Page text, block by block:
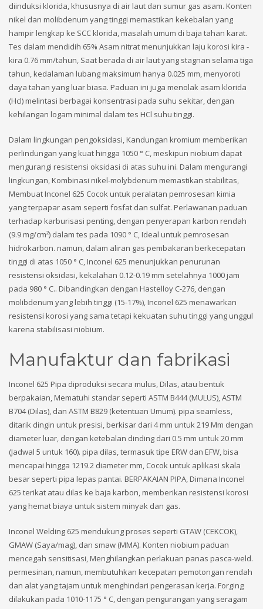
diinduksi klorida, khususnya di air laut dan sumur gas asam. Konten
nikel dan molibdenum yang tinggi memastikan kekebalan yang
hampir lengkap ke SCC klorida, masalah umum di baja tahan karat.
Tes dalam mendidih 65% Asam nitrat menunjukkan laju korosi kira -
kira 0.76 mm/tahun, Saat berada di air laut yang stagnan selama tiga
tahun, kedalaman lubang maksimum hanya 0.025 mm, menyoroti
daya tahan yang luar biasa. Paduan ini juga menolak asam klorida
(Hcl) melintasi berbagai konsentrasi pada suhu sekitar, dengan
kehilangan logam minimal dalam tes HCl suhu tinggi.
Dalam lingkungan pengoksidasi, Kandungan kromium memberikan
perlindungan yang kuat hingga 1050 ° C, meskipun niobium dapat
mengurangi resistensi oksidasi di atas suhu ini. Dalam mengurangi
lingkungan, Kombinasi nikel-molybdenum memastikan stabilitas,
Membuat Inconel 625 Cocok untuk peralatan pemrosesan kimia
yang terpapar asam seperti fosfat dan sulfat. Perlawanan paduan
terhadap karburisasi penting, dengan penyerapan karbon rendah
(9.9 mg/cm²) dalam tes pada 1090 ° C, Ideal untuk pemrosesan
hidrokarbon. namun, dalam aliran gas pembakaran berkecepatan
tinggi di atas 1050 ° C, Inconel 625 menunjukkan penurunan
resistensi oksidasi, kekalahan 0.12-0.19 mm setelahnya 1000 jam
pada 980 ° C.. Dibandingkan dengan Hastelloy C-276, dengan
molibdenum yang lebih tinggi (15-17%), Inconel 625 menawarkan
resistensi korosi yang sama tetapi kekuatan suhu tinggi yang unggul
karena stabilisasi niobium.
Manufaktur dan fabrikasi
Inconel 625 Pipa diproduksi secara mulus, Dilas, atau bentuk
berpakaian, Mematuhi standar seperti ASTM B444 (MULUS), ASTM
B704 (Dilas), dan ASTM B829 (ketentuan Umum). pipa seamless,
ditarik dingin untuk presisi, berkisar dari 4 mm untuk 219 Mm dengan
diameter luar, dengan ketebalan dinding dari 0.5 mm untuk 20 mm
(Jadwal 5 untuk 160). pipa dilas, termasuk tipe ERW dan EFW, bisa
mencapai hingga 1219.2 diameter mm, Cocok untuk aplikasi skala
besar seperti pipa lepas pantai. BERPAKAIAN PIPA, Dimana Inconel
625 terikat atau dilas ke baja karbon, memberikan resistensi korosi
yang hemat biaya untuk sistem minyak dan gas.
Inconel Welding 625 mendukung proses seperti GTAW (CEKCOK),
GMAW (Saya/mag), dan smaw (MMA). Konten niobium paduan
mencegah sensitisasi, Menghilangkan perlakuan panas pasca-weld.
permesinan, namun, membutuhkan kecepatan pemotongan rendah
dan alat yang tajam untuk menghindari pengerasan kerja. Forging
dilakukan pada 1010-1175 ° C, dengan pengurangan yang seragam